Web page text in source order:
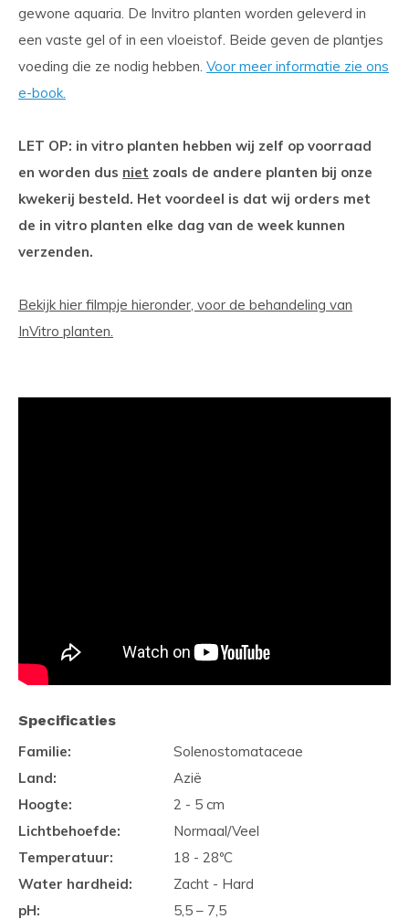
gewone aquaria. De Invitro planten worden geleverd in
een vaste gel of in een vloeistof. Beide geven de plantjes
voeding die ze nodig hebben. Voor meer informatie zie ons
e-book.
LET OP: in vitro planten hebben wij zelf op voorraad
en worden dus niet zoals de andere planten bij onze
kwekerij besteld. Het voordeel is dat wij orders met
de in vitro planten elke dag van de week kunnen
verzenden.
Bekijk hier filmpje hieronder, voor de behandeling van
InVitro planten.
Specificaties
Familie:
Solenostomataceae
Land:
Azië
Hoogte:
2 - 5 cm
Lichtbehoefde:
Normaal/Veel
Temperatuur:
18 - 28ºC
Water hardheid:
Zacht - Hard
pH:
5,5 – 7,5